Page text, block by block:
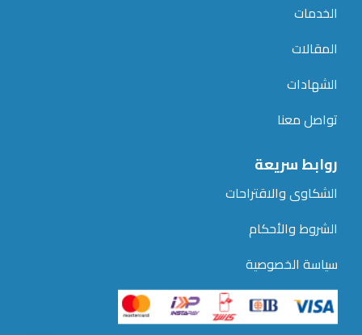
الخدمات
المقالات
الشهادات
تواصل معنا
روابط سريعة
الشكاوى والاقتراحات
الشروط والأحكام
سياسة الخصوصية